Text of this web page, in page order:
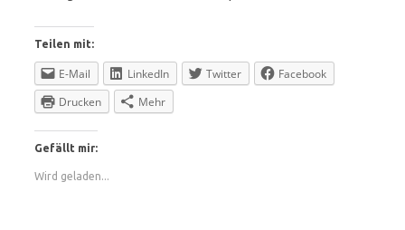
Teilen mit:
E-Mail LinkedIn Twitter
Facebook
Drucken
Mehr
Gefällt mir:
Wird geladen...